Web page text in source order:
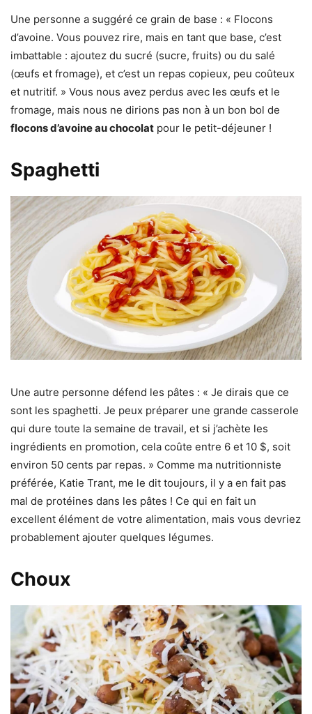
Une personne a suggéré ce grain de base : « Flocons
d’avoine. Vous pouvez rire, mais en tant que base, c’est
imbattable : ajoutez du sucré (sucre, fruits) ou du salé
(œufs et fromage), et c’est un repas copieux, peu coûteux
et nutritif. » Vous nous avez perdus avec les œufs et le
fromage, mais nous ne dirions pas non à un bon bol de
flocons d’avoine au chocolat pour le petit-déjeuner !
Spaghetti
Une autre personne défend les pâtes : « Je dirais que ce
sont les spaghetti. Je peux préparer une grande casserole
qui dure toute la semaine de travail, et si j’achète les
ingrédients en promotion, cela coûte entre 6 et 10 $, soit
environ 50 cents par repas. » Comme ma nutritionniste
préférée, Katie Trant, me le dit toujours, il y a en fait pas
mal de protéines dans les pâtes ! Ce qui en fait un
excellent élément de votre alimentation, mais vous devriez
probablement ajouter quelques légumes.
Choux